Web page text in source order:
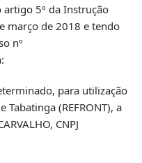
5º da Instrução
março de 2018 e tendo
nº
para utilização
(REFRONT), a
CNPJ